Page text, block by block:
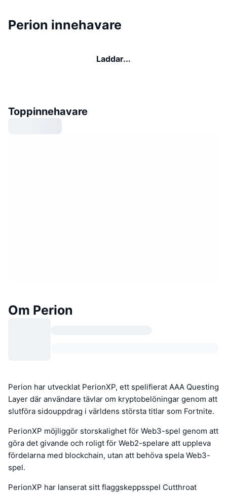
Perion innehavare
Laddar...
Toppinnehavare
Om Perion
Perion har utvecklat PerionXP, ett spelifierat AAA Questing
Layer där användare tävlar om kryptobelöningar genom att
slutföra sidouppdrag i världens största titlar som Fortnite.
PerionXP möjliggör storskalighet för Web3-spel genom att
göra det givande och roligt för Web2-spelare att uppleva
fördelarna med blockchain, utan att behöva spela Web3-
spel.
PerionXP har lanserat sitt flaggskeppsspel Cutthroat